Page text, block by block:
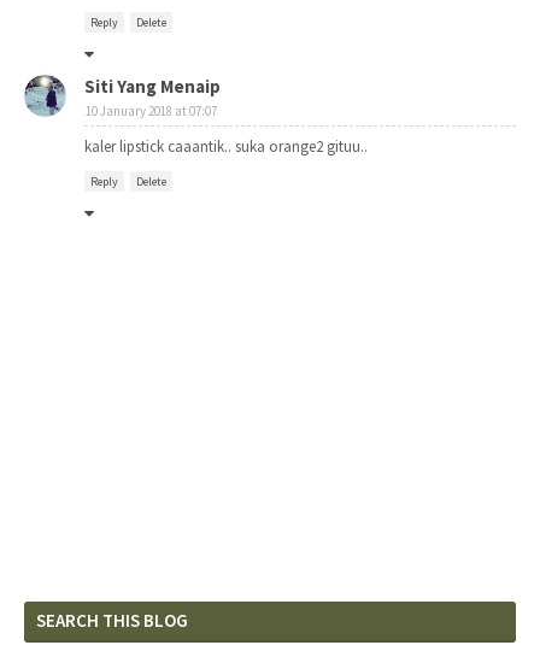
Reply Delete
Siti Yang Menaip
10 January 2018 at 07:07
kaler lipstick caaantik.. suka orange2 gituu..
Reply Delete
SEARCH THIS BLOG